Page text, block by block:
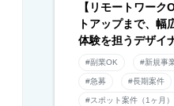
【リモートワー
トアップまで、幅
体験を担うデザイ
ター募集！
#副業OK #新規事
#急募 #長期案件
#スポット案件（1ヶ月）